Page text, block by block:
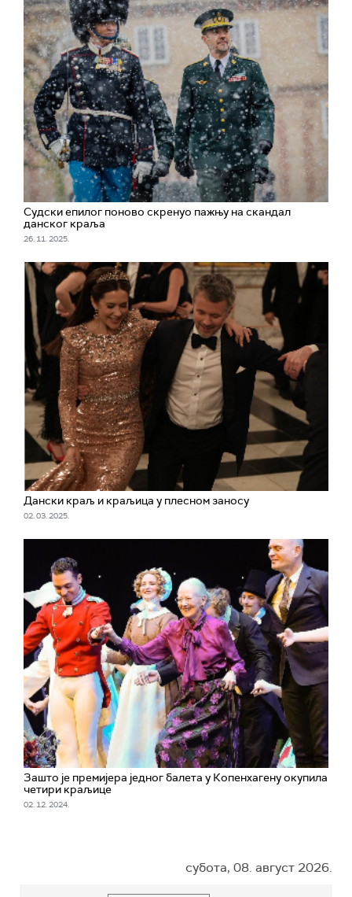
Судски епилог поново скренуо пажњу на скандал
данског краља
26. 11. 2025.
Дански краљ и краљица у плесном заносу
02. 03. 2025.
Зашто је премијера једног балета у Копенхагену окупила
четири краљице
02. 12. 2024.
субота, 08. август 2026.